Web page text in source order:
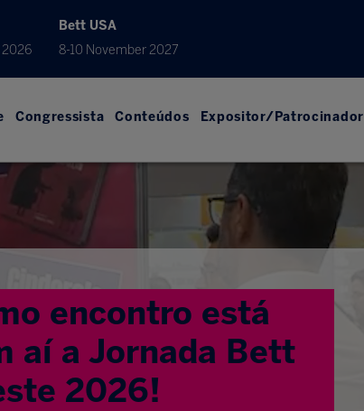
Bett USA
8-10 November 2027
Congressista Conteúdos Expositor/Patrocinador
encontro está
aí a Jornada Bett
2026!